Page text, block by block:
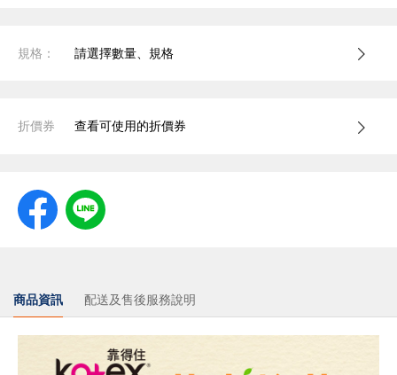
規格： 請選擇數量、規格
折價券 查看可使用的折價券
商品資訊 配送及售後服務說明